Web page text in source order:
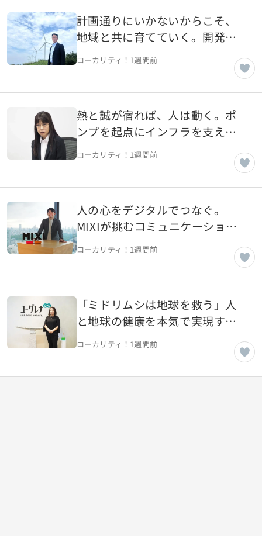
計画通りにいかないからこそ、
地域と共に育てていく。開発
屋・修理屋から、エネルギーを
支えるインフラ企業へ【東京都
ローカリティ！ 1週間前
熱と誠が宿れば、人は動く。ポ
ンプを起点にインフラを支える
「世界のエクセレントカンパニ
ローカリティ！ 1週間前
人の心をデジタルでつなぐ。
MIXIが挑むコミュニケーション
「Me Time」を「We Time」
に。「誰かと驚き、楽しみ、語
ローカリティ！ 1週間前
「ミドリムシは地球を救う」人
と地球の健康を本気で実現する
ユーグレナ社の使命【東京都港
ローカリティ！ 1週間前